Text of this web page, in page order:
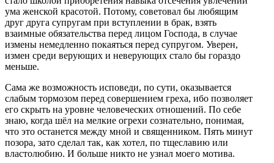
ума женской красотой. Потому, советовал бы любящим
друг друга супругам при вступлении в брак, взять
взаимные обязательства перед лицом Господа, в случае
измены немедленно покаяться перед супругом. Уверен,
измен среди верующих и неверующих стало бы гораздо
меньше.
Сама же возможность исповеди, по сути, оказывается
слабым тормозом перед совершением греха, ибо позволяет
его скрыть на уровне человеческих отношений. По себе
знаю, когда шёл на мелкие огрехи сознательно, понимая,
что это останется между мной и священником. Пять минут
позора, зато сделал так, как хотел, по тщеславию или
властолюбию. И больше никто не узнал моего мотива.